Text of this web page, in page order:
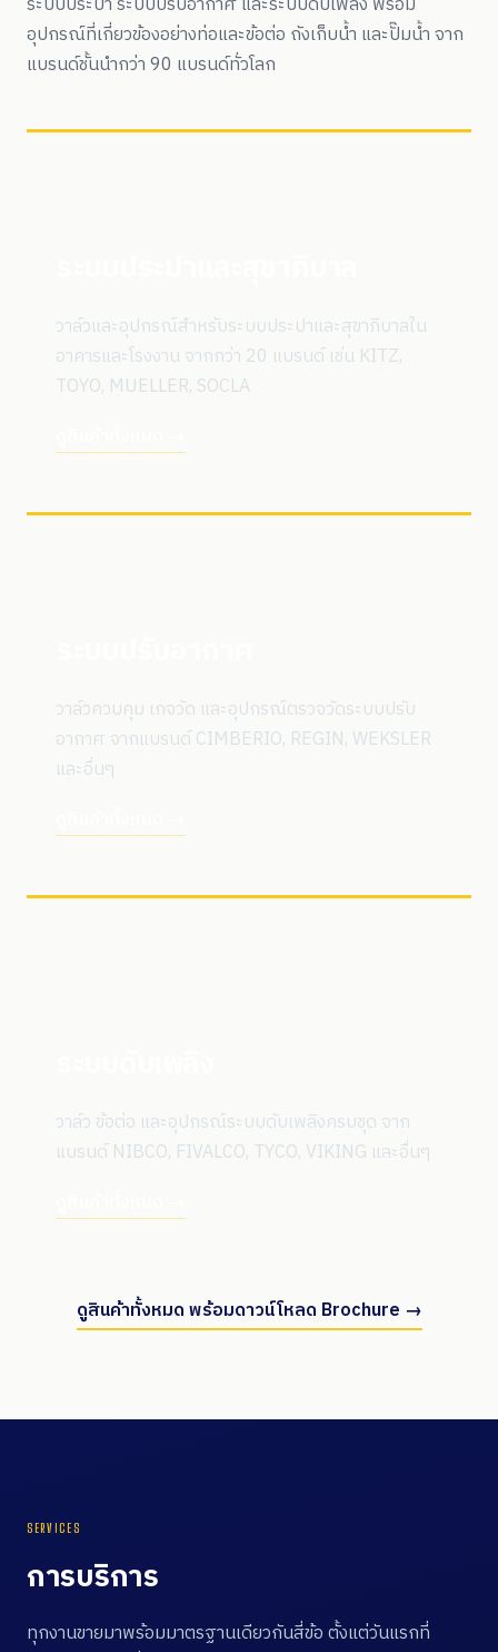
อุปกรณ์ที่เกี่ยวข้องอย่างท่อและข้อต่อ ถังเก็บน้ำ และปั๊มน้ำ จาก
แบรนด์ชั้นนำกว่า 90 แบรนด์ทั่วโลก
วาล์วและอุปกรณ์สำหรับระบบประปาและสุขาภิบาลใน
อาคารและโรงงาน จากกว่า 20 แบรนด์ เช่น KITZ,
TOYO, MUELLER, SOCLA
วาล์วควบคุม เกจวัด และอุปกรณ์ตรวจวัดระบบปรับ
อากาศ จากแบรนด์ CIMBERIO, REGIN, WEKSLER
และอื่นๆ
วาล์ว ข้อต่อ และอุปกรณ์ระบบดับเพลิงครบชุด จาก
แบรนด์ NIBCO, FIVALCO, TYCO, VIKING และอื่นๆ
ดูสินค้าทั้งหมด พร้อมดาวน์โหลด Brochure →
SERVICES
การบริการ
ทุกงานขายมาพร้อมมาตรฐานเดียวกันสี่ข้อ ตั้งแต่วันแรกที่